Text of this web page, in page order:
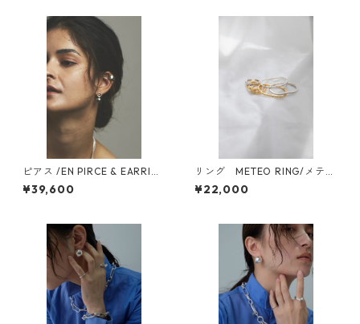
ピアス /EN PIRCE & EARRIN
G pair エンピアス＆イヤリ
ング・ペア
¥39,600
リング METEO RING/メテオ
リング
¥22,000